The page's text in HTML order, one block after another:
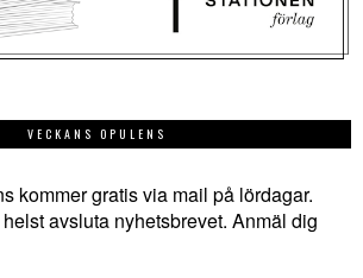
VECKANS OPULENS
kommer gratis via mail på lördagar.
avsluta nyhetsbrevet. Anmäl dig